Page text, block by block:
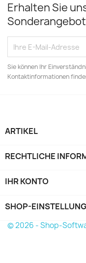
Erhalten Sie
Sie können Ihr
Kontaktinformationen
ARTIKEL
RECHTLICHE
IHR KONTO
SHOP-
© 2026 - Shop-